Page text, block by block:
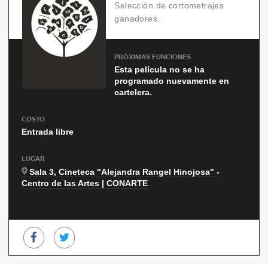
Selección de cortometrajes
ganadores.
PRÓXIMAS FUNCIONES
Esta película no se ha
programado nuevamente en
cartelera.
COSTO
Entrada libre
LUGAR
Sala 3, Cineteca "Alejandra Rangel Hinojosa" -
Centro de las Artes | CONARTE